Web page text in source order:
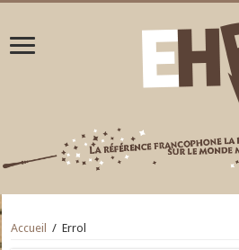
Accueil / Errol